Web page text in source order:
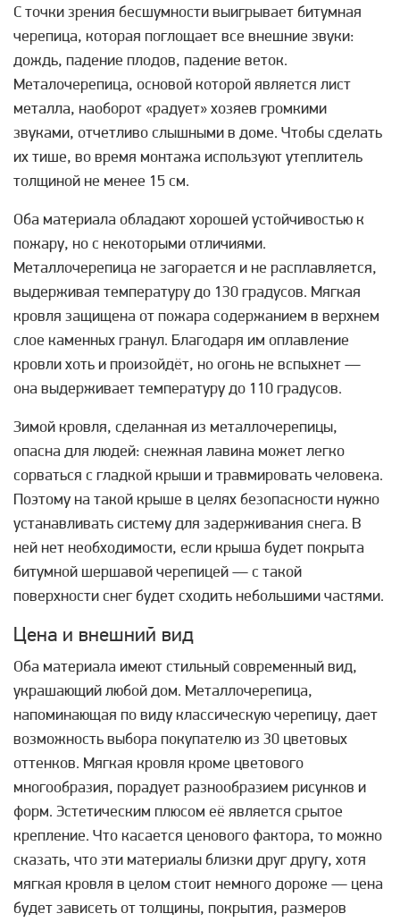
С точки зрения бесшумности выигрывает битумная
черепица, которая поглощает все внешние звуки:
дождь, падение плодов, падение веток.
Металочерепица, основой которой является лист
металла, наоборот «радует» хозяев громкими
звуками, отчетливо слышными в доме. Чтобы сделать
их тише, во время монтажа используют утеплитель
толщиной не менее 15 см.
Оба материала обладают хорошей устойчивостью к
пожару, но с некоторыми отличиями.
Металлочерепица не загорается и не расплавляется,
выдерживая температуру до 130 градусов. Мягкая
кровля защищена от пожара содержанием в верхнем
слое каменных гранул. Благодаря им оплавление
кровли хоть и произойдёт, но огонь не вспыхнет —
она выдерживает температуру до 110 градусов.
Зимой кровля, сделанная из металлочерепицы,
опасна для людей: снежная лавина может легко
сорваться с гладкой крыши и травмировать человека.
Поэтому на такой крыше в целях безопасности нужно
устанавливать систему для задерживания снега. В
ней нет необходимости, если крыша будет покрыта
битумной шершавой черепицей — с такой
поверхности снег будет сходить небольшими частями.
Цена и внешний вид
Оба материала имеют стильный современный вид,
украшающий любой дом. Металлочерепица,
напоминающая по виду классическую черепицу, дает
возможность выбора покупателю из 30 цветовых
оттенков. Мягкая кровля кроме цветового
многообразия, порадует разнообразием рисунков и
форм. Эстетическим плюсом её является срытое
крепление. Что касается ценового фактора, то можно
сказать, что эти материалы близки друг другу, хотя
мягкая кровля в целом стоит немного дороже — цена
будет зависеть от толщины, покрытия, размеров